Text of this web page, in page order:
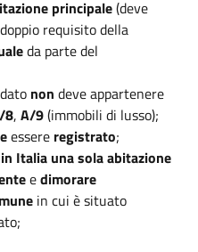
principale(deve
requisito della
da parte del
non deve appartenere
8, A/9(immobili di lusso);
essere registrato;
in Italia una sola abitazione
edimorare
in cui è situato